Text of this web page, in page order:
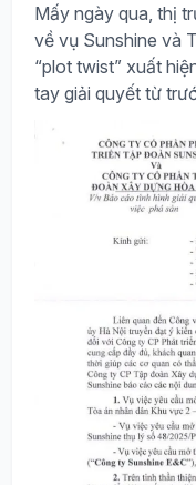
Mấy ngày qua, thị
về vụ Sunshine và
“plot twist” xuất
tay giải quyết từ